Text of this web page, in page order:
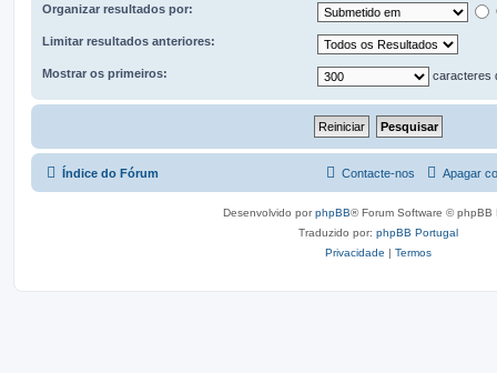
Organizar resultados por:
Limitar resultados anteriores:
Mostrar os primeiros: caracteres
Índice do Fórum Apagar
Contacte-nos
Desenvolvido porphpBB® Forum Software © phpBB
Traduzido por: phpBB Portugal
Privacidade | Termos